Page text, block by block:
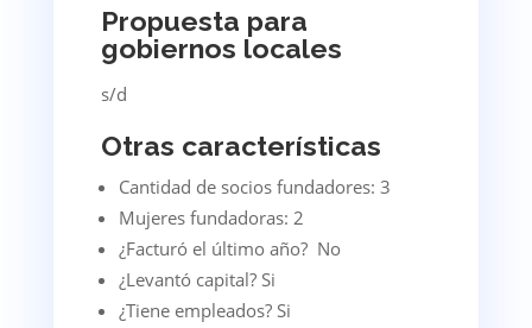
Propuesta para
gobiernos locales
s/d
Otras características
Cantidad de socios fundadores: 3
Mujeres fundadoras: 2
¿Facturó el último año? No
¿Levantó capital? Si
¿Tiene empleados? Si